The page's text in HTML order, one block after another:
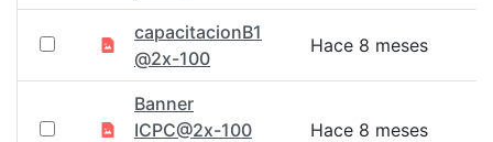
capacitacionB1
@2x-100
Hace 8 meses
Banner
ICPC@2x-100
Hace 8 meses